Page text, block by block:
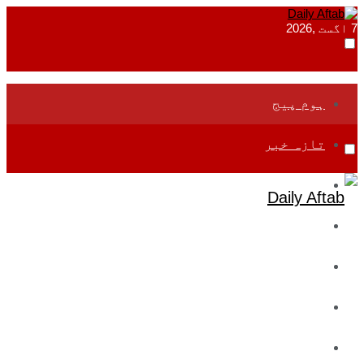
7 اگست ,2026
ہوم پیج
تازہ خبر